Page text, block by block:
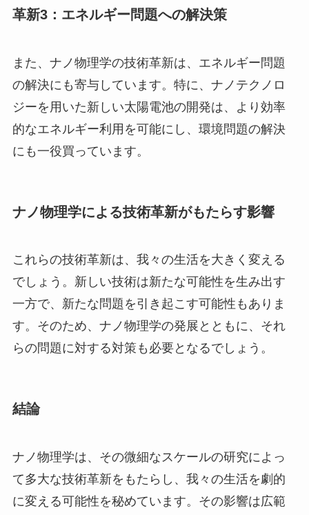
革新3：エネルギー問題への解決策
また、ナノ物理学の技術革新は、エネルギー問題
の解決にも寄与しています。特に、ナノテクノロ
ジーを用いた新しい太陽電池の開発は、より効率
的なエネルギー利用を可能にし、環境問題の解決
にも一役買っています。
ナノ物理学による技術革新がもたらす影響
これらの技術革新は、我々の生活を大きく変える
でしょう。新しい技術は新たな可能性を生み出す
一方で、新たな問題を引き起こす可能性もありま
す。そのため、ナノ物理学の発展とともに、それ
らの問題に対する対策も必要となるでしょう。
結論
ナノ物理学は、その微細なスケールの研究によっ
て多大な技術革新をもたらし、我々の生活を劇的
に変える可能性を秘めています。その影響は広範